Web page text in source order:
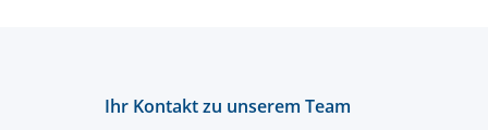
Ihr Kontakt zu unserem Team